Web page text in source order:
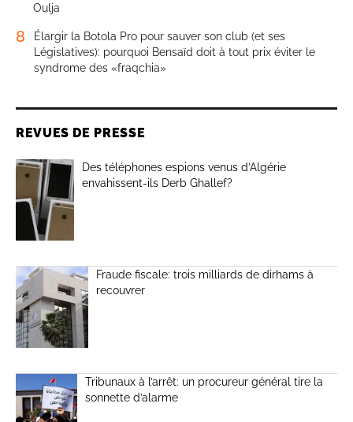
Oulja
8
Élargir la Botola Pro pour sauver son club (et ses
Législatives): pourquoi Bensaïd doit à tout prix éviter le
syndrome des «fraqchia»
REVUES DE PRESSE
Des téléphones espions venus d’Algérie
envahissent-ils Derb Ghallef?
Fraude fiscale: trois milliards de dirhams à
recouvrer
Tribunaux à l’arrêt: un procureur général tire la
sonnette d’alarme